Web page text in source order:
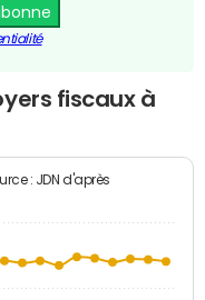
fiscaux à
: JDN d'après